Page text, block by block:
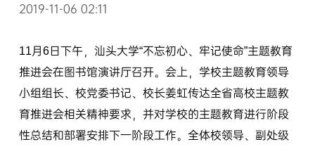
2019-11-06 02:11
11月6日下午，汕头大学“不忘初心、牢记使命”主题教育
推进会在图书馆演讲厅召开。会上，学校主题教育领导
小组组长、校党委书记、校长姜虹传达全省高校主题教
育推进会相关精神要求，并对学校的主题教育进行阶段
性总结和部署安排下一阶段工作。全体校领导、副处级